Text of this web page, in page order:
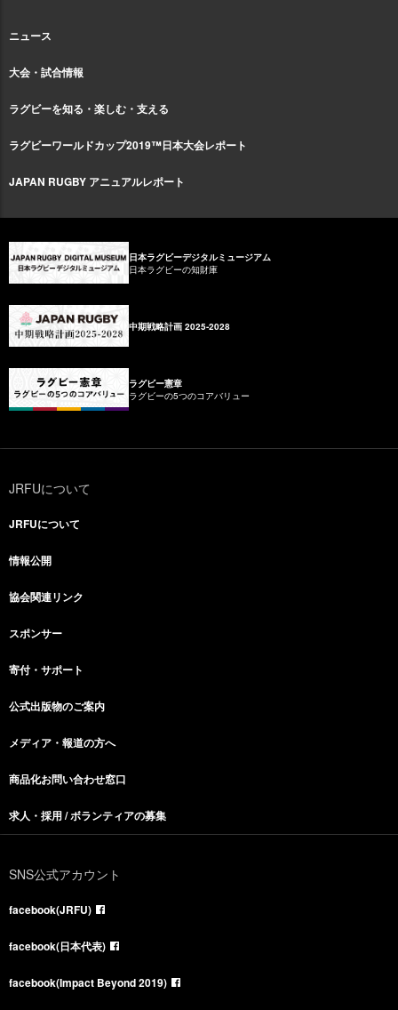
ニュース
大会・試合情報
ラグビーを知る・楽しむ・支える
ラグビーワールドカップ2019™日本大会レポート
JAPAN RUGBY アニュアルレポート
日本ラグビーデジタルミュージアム
日本ラグビーの知財庫
中期戦略計画 2025-2028
ラグビー憲章
ラグビーの5つのコアバリュー
JRFUについて
JRFUについて
情報公開
協会関連リンク
スポンサー
寄付・サポート
公式出版物のご案内
メディア・報道の方へ
商品化お問い合わせ窓口
求人・採用 / ボランティアの募集
SNS公式アカウント
facebook(JRFU)
facebook(日本代表)
facebook(Impact Beyond 2019)